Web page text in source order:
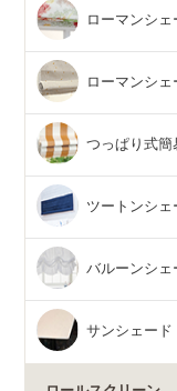
ローマンシェ
ローマンシ
つっぱり式簡
ツートンシェ
バルーンシェ
サンシェード